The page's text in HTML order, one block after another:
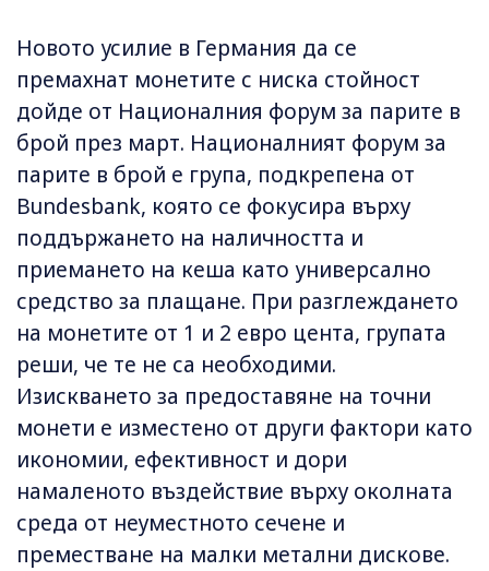
Новото усилие в Германия да се
премахнат монетите с ниска стойност
дойде от Националния форум за парите в
брой през март. Националният форум за
парите в брой е група, подкрепена от
Bundesbank, която се фокусира върху
поддържането на наличността и
приемането на кеша като универсално
средство за плащане. При разглеждането
на монетите от 1 и 2 евро цента, групата
реши, че те не са необходими.
Изискването за предоставяне на точни
монети е изместено от други фактори като
икономии, ефективност и дори
намаленото въздействие върху околната
среда от неуместното сечене и
преместване на малки метални дискове.